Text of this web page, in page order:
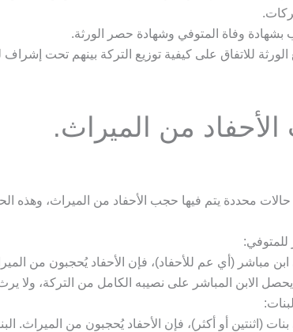
بشهادة وفاة المتوفي وشهادة حصر الورثة.
الورثة للاتفاق على كيفية توزيع التركة بينهم تحت
من الميراث.
محددة يتم فيها حجب الأحفاد من الميراث، وهذه
للمتوفي:
ابن مباشر (أي عم للأحفاد)، فإن الأحفاد يُحجبون من
الابن المباشر على نصيبه الكامل من التركة، ولا يرث
بنات (اثنتين أو أكثر)، فإن الأحفاد يُحجبون من الميراث.